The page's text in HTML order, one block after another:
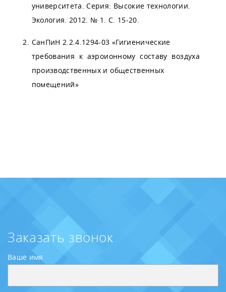
университета. Серия: Высокие технологии.
Экология. 2012. № 1. С. 15-20.
СанПиН 2.2.4.1294-03 «Гигиенические
требования к аэроионному составу воздуха
производственных и общественных
помещений»
Заказать звонок
Ваше имя